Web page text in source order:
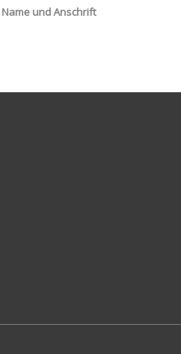
Name und Anschrift